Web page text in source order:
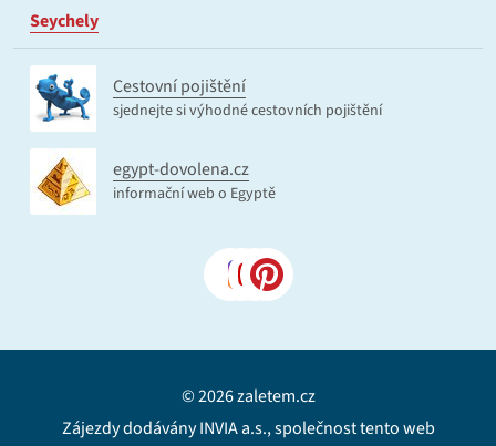
Seychely
Cestovní pojištění
sjednejte si výhodné cestovních pojištění
egypt-dovolena.cz
informační web o Egyptě
© 2026 zaletem.cz
Zájezdy dodávány INVIA a.s., společnost tento web